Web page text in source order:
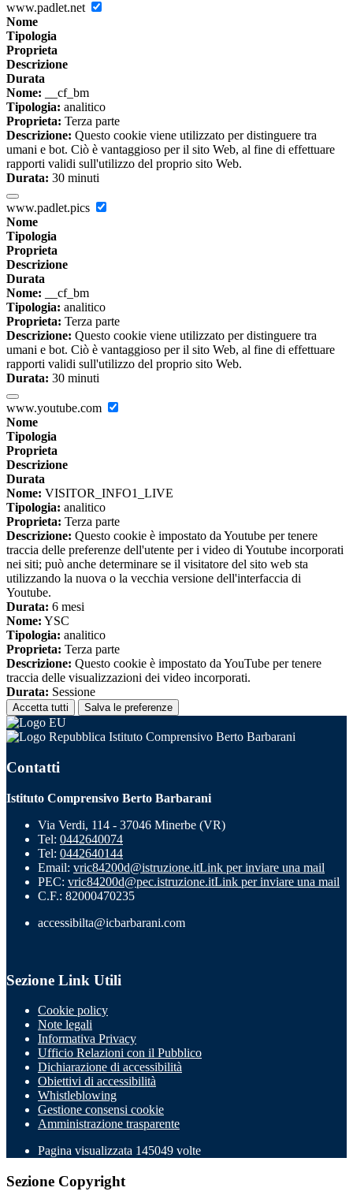
www.padlet.net
Nome
Tipologia
Proprieta
Descrizione
Durata
Nome: __cf_bm
Tipologia: analitico
Proprieta: Terza parte
Descrizione: Questo cookie viene utilizzato per distinguere tra
umani e bot. Ciò è vantaggioso per il sito Web, al fine di effettuare
rapporti validi sull'utilizzo del proprio sito Web.
Durata: 30 minuti
www.padlet.pics
Nome
Tipologia
Proprieta
Descrizione
Durata
Nome: __cf_bm
Tipologia: analitico
Proprieta: Terza parte
Descrizione: Questo cookie viene utilizzato per distinguere tra
umani e bot. Ciò è vantaggioso per il sito Web, al fine di effettuare
rapporti validi sull'utilizzo del proprio sito Web.
Durata: 30 minuti
www.youtube.com
Nome
Tipologia
Proprieta
Descrizione
Durata
Nome: VISITOR_INFO1_LIVE
Tipologia: analitico
Proprieta: Terza parte
Descrizione: Questo cookie è impostato da Youtube per tenere
traccia delle preferenze dell'utente per i video di Youtube incorporati
nei siti; può anche determinare se il visitatore del sito web sta
utilizzando la nuova o la vecchia versione dell'interfaccia di
Youtube.
Durata: 6 mesi
Nome: YSC
Tipologia: analitico
Proprieta: Terza parte
Descrizione: Questo cookie è impostato da YouTube per tenere
traccia delle visualizzazioni dei video incorporati.
Durata: Sessione
Accetta tutti Salva le preferenze
Istituto Comprensivo Berto Barbarani
Contatti
Istituto Comprensivo Berto Barbarani
Via Verdi, 114 - 37046 Minerbe (VR)
Tel: 0442640074
Tel: 0442640144
Email: vric84200d@istruzione.itLink per inviare una mail
PEC: vric84200d@pec.istruzione.itLink per inviare una mail
C.F.: 82000470235
accessibilta@icbarbarani.com
Sezione Link Utili
Cookie policy
Note legali
Informativa Privacy
Ufficio Relazioni con il Pubblico
Dichiarazione di accessibilità
Obiettivi di accessibilità
Whistleblowing
Gestione consensi cookie
Amministrazione trasparente
Pagina visualizzata 145049 volte
Sezione Copyright